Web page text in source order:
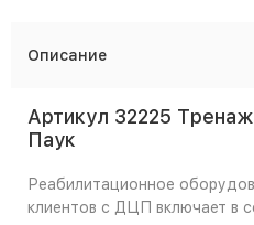
Описание
Артикул 32225
Паук
Реабилитационное
клиентов с ДЦП включает в